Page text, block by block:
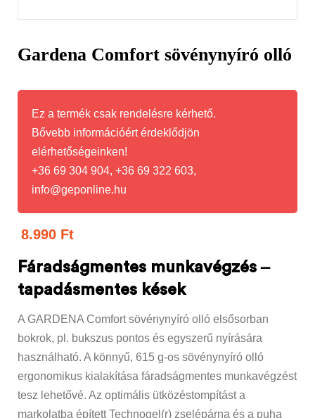
Gardena Comfort sövénynyíró olló
Ez a termék csak rendelésre kérhető.
Bővebb információért érdeklődjön
elérhetőségeinken!
+36 69 304 904, +36 69 322 603,
info@geponline.hu
8.990 Ft
Fáradságmentes munkavégzés –
tapadásmentes kések
A GARDENA Comfort sövénynyíró olló elsősorban
bokrok, pl. bukszus pontos és egyszerű nyírására
használható. A könnyű, 615 g-os sövénynyíró olló
ergonomikus kialakítása fáradságmentes munkavégzést
tesz lehetővé. Az optimális ütközéstompítást a
markolatba épített Technogel(r) zselépárna és a puha